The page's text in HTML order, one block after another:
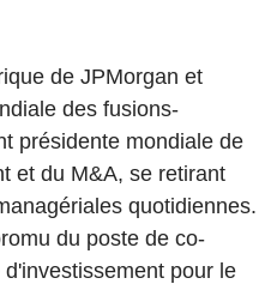
de JPMorgan et
des fusions-
présidente mondiale de
et du M&A, se retirant
quotidiennes.
du poste de co-
pour le